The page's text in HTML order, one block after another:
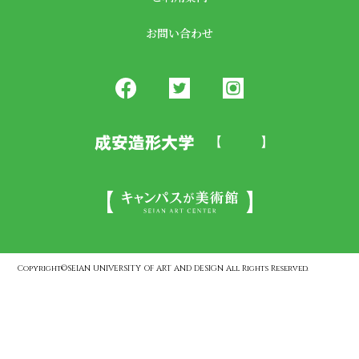
お問い合わせ
Copyright©SEIAN UNIVERSITY OF ART AND DESIGN All Rights Reserved.